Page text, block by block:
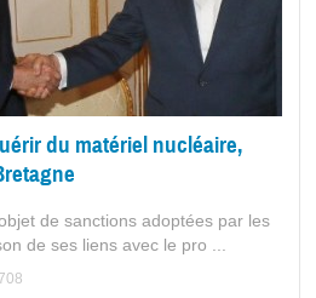
du matériel nucléaire,
de sanctions adoptées par les
de ses liens avec le pro ...